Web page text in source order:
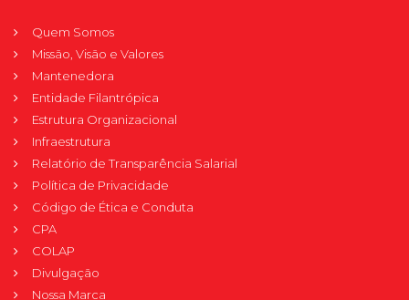
Quem Somos
Missão, Visão e Valores
Mantenedora
Entidade Filantrópica
Estrutura Organizacional
Infraestrutura
Relatório de Transparência Salarial
Política de Privacidade
Código de Ética e Conduta
CPA
COLAP
Divulgação
Nossa Marca